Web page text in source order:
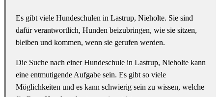
Es gibt viele Hundeschulen in Lastrup, Nieholte. Sie sind
dafür verantwortlich, Hunden beizubringen, wie sie sitzen,
bleiben und kommen, wenn sie gerufen werden.
Die Suche nach einer Hundeschule in Lastrup, Nieholte kann
eine entmutigende Aufgabe sein. Es gibt so viele
Möglichkeiten und es kann schwierig sein zu wissen, welche